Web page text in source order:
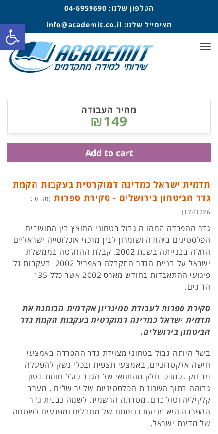
הטלפון שלנו: 04-6959690
האימייל שלנו: info@academit.co.il
תפריט
תדמית ישראל כמדינה דמוקרטית בעקבות הקמת
גדר הביטחון בירושלים - סקירת ספרות (מק"ט :
1741226)
גדר ההפרדה המהווה גבול בטחוני החוצץ בין התושבים
הפלסטינים ביהודה ושומרון לבין מרכזי אוכלוסייה ישראליים
החלה בבנייתה בשנת 2002. קבלת ההחלטה בממשלת
ישראל על בניית הגדר התקבלה באפריל 2002, בעקבות גל
פיגועי ההתאבדות בחודש מארס 2002 אשר כלל 135
הרוגים.
סקירת ספרות לעבודת סמינריון אקדמית הבוחנת את
תדמית ישראל כמדינה דמוקרטית בעקבות הקמת גדר
הביטחון בירושלים.
בשל היותה גבול בטחוני מצוידת גדר ההפרדה באמצעי
חישה אלקטרוניים, באמצעי תצפית ובכלי נשק להפעלה
מרחוק . כמו כן חלק מהתוואי של הגדר כולל חומת בטון
גבוהה בתוך השכונות הפלסטיניות של ירושלים , מערב
קלקיליה וטול כרם. מטרתה הרשמית לשמה נבנית גדר
ההפרדה היא מניעת כניסתם של מחבלים ומפגעים לשטחה
של מדינת ישראל.
מחיר העבודה
₪149
Add to cart
פתח